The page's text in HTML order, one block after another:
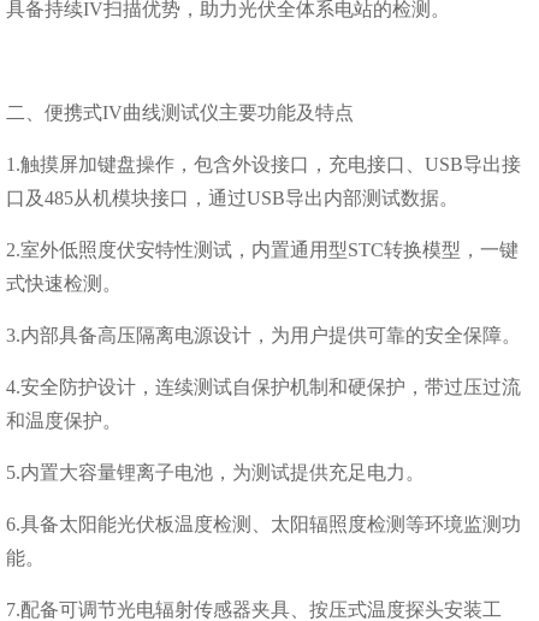
具备持续IV扫描优势，助⼒光伏全体系电站的检测。
二、便携式IV曲线测试仪主要功能及特点
1.触摸屏加键盘操作，包含外设接口，充电接口、USB导出接
口及485从机模块接口，通过USB导出内部测试数据。
2.室外低照度伏安特性测试，内置通用型STC转换模型，一键
式快速检测。
3.内部具备高压隔离电源设计，为用户提供可靠的安全保障。
4.安全防护设计，连续测试自保护机制和硬保护，带过压过流
和温度保护。
5.内置大容量锂离子电池，为测试提供充足电力。
6.具备太阳能光伏板温度检测、太阳辐照度检测等环境监测功
能。
7.配备可调节光电辐射传感器夹具、按压式温度探头安装工